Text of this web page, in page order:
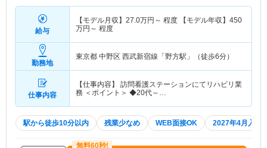
給与
【モデル月収】 27.0万円～ 程度 【モデル年収】 450
万円～ 程度
勤務地
東京都 中野区 西武新宿線「野方駅」（徒歩6分）
仕事内容
【仕事内容】 訪問看護ステーションにてリハビリ業
務 ＜ポイント＞ ◆20代～…
駅から徒歩10分以内 残業少なめ WEB面接OK 2027年4月入職